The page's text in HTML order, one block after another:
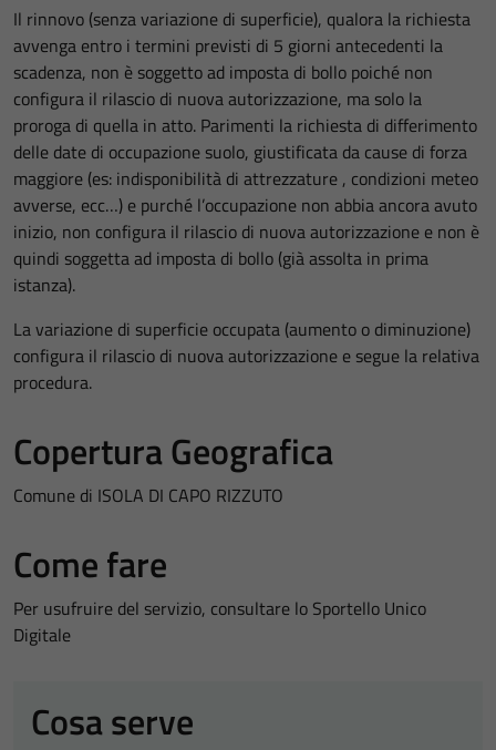
Il rinnovo (senza variazione di superficie), qualora la richiesta
avvenga entro i termini previsti di 5 giorni antecedenti la
scadenza, non è soggetto ad imposta di bollo poiché non
configura il rilascio di nuova autorizzazione, ma solo la
proroga di quella in atto. Parimenti la richiesta di differimento
delle date di occupazione suolo, giustificata da cause di forza
maggiore (es: indisponibilità di attrezzature , condizioni meteo
avverse, ecc…) e purché l’occupazione non abbia ancora avuto
inizio, non configura il rilascio di nuova autorizzazione e non è
quindi soggetta ad imposta di bollo (già assolta in prima
istanza).
La variazione di superficie occupata (aumento o diminuzione)
configura il rilascio di nuova autorizzazione e segue la relativa
procedura.
Copertura Geografica
Comune di ISOLA DI CAPO RIZZUTO
Come fare
Per usufruire del servizio, consultare lo Sportello Unico
Digitale
Cosa serve